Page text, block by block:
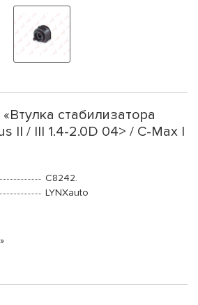
стабилизатора
II / III 1.4-2.0D 04> / C-Max I
C8242.
LYNXauto